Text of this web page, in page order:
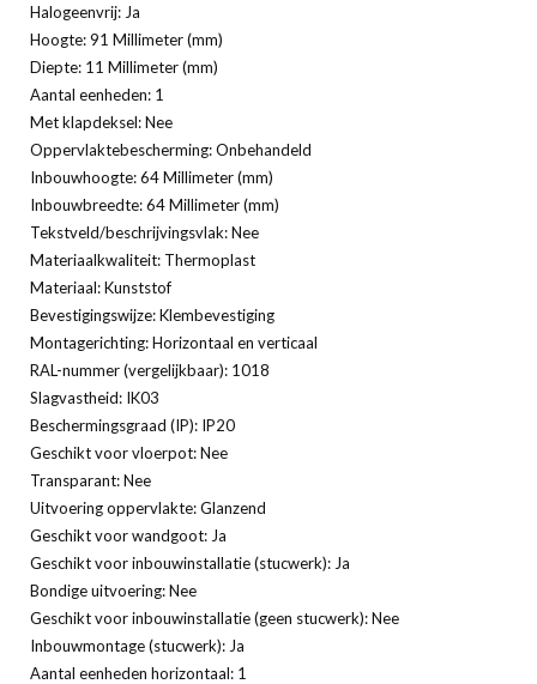
Halogeenvrij: Ja
Hoogte: 91 Millimeter (mm)
Diepte: 11 Millimeter (mm)
Aantal eenheden: 1
Met klapdeksel: Nee
Oppervlaktebescherming: Onbehandeld
Inbouwhoogte: 64 Millimeter (mm)
Inbouwbreedte: 64 Millimeter (mm)
Tekstveld/beschrijvingsvlak: Nee
Materiaalkwaliteit: Thermoplast
Materiaal: Kunststof
Bevestigingswijze: Klembevestiging
Montagerichting: Horizontaal en verticaal
RAL-nummer (vergelijkbaar): 1018
Slagvastheid: IK03
Beschermingsgraad (IP): IP20
Geschikt voor vloerpot: Nee
Transparant: Nee
Uitvoering oppervlakte: Glanzend
Geschikt voor wandgoot: Ja
Geschikt voor inbouwinstallatie (stucwerk): Ja
Bondige uitvoering: Nee
Geschikt voor inbouwinstallatie (geen stucwerk): Nee
Inbouwmontage (stucwerk): Ja
Aantal eenheden horizontaal: 1